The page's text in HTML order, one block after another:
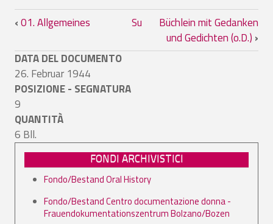
Link di attraversamento del book per
‹01. Allgemeines Su
Büchlein mit Gedanken
und Gedichten (o.D.) ›
DATA DEL DOCUMENTO
26. Februar 1944
POSIZIONE - SEGNATURA
9
QUANTITÀ
6 Bll.
FONDI ARCHIVISTICI
Fondo/Bestand Oral History
Fondo/Bestand Centro documentazione donna -
Frauendokumentationszentrum Bolzano/Bozen